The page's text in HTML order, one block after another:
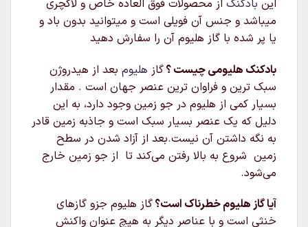
این بادکنک از محصولات فوق العاده خاص و لاکچری
میباشد و جنس آن فویلی است و میتوانید بدون باد و
یا پر شده با گاز هلیوم آن را سفارش دهید
بادکنک هلیومی چیست ؟گاز هلیوم بعد از هیدروژن
سبک‌ ترین و فراوان‌ ترین عنصر جهان است . مقدار
بسیار کمی از هلیوم در جو زمین وجود دارد، به این
دلیل که یک عنصر بسیار سبک است و جاذبه زمین قادر
به نگه داشتن آن نیست.بعد از آزاد شدن در سطح
زمین شروع به بالا رفتن می‌کند تا از جو زمین خارج
می‌شود.
آیا گاز هلیوم خطرناک است؟گاز هلیوم جزو گازهای
خنثی است و با عناصر دیگر به هیچ عنوان واکنش